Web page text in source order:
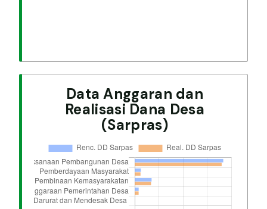
Data Anggaran dan
Realisasi Dana Desa
(Sarpras)